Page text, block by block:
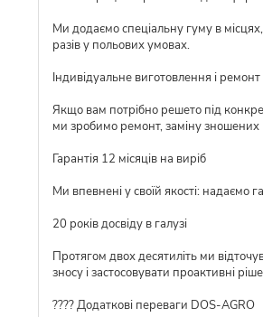
Ми додаємо спеціальну гуму в
разів у польових умовах.
Індивідуальне виготовлення і ремонт
Якщо вам потрібно решето під
ми зробимо ремонт, заміну зношених
Гарантія 12 місяців на виріб
Ми впевнені у своїй якості: надаємо
20 років досвіду в галузі
Протягом двох десятиліть ми
зносу і застосовувати проактивні
???? Додаткові переваги DOS-AGRO